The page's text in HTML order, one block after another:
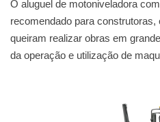
O aluguel de motoniveladora
recomendado para
queiram realizar obras em
da operação e utilização de